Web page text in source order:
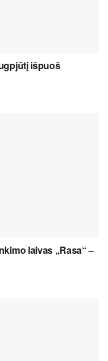
išpuoš
laivas „Rasa“ –